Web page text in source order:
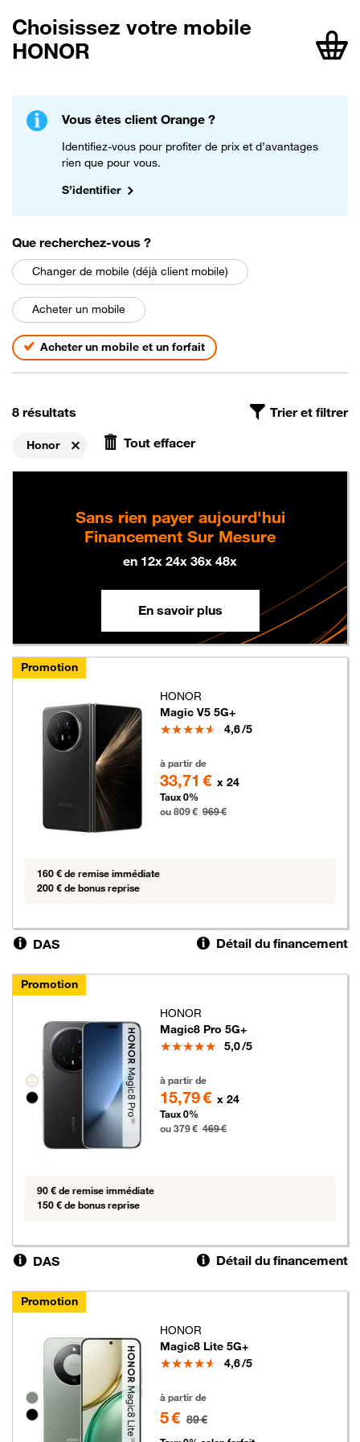
Choisissez votre mobile
HONOR
Vous êtes client Orange ?
Identifiez-vous pour profiter de prix et d’avantages
rien que pour vous.
S’identifier
Que recherchez-vous parmi les choix suivants
?
Changer de mobile (déjà client mobile)
Acheter un mobile
Acheter un mobile et un forfait
On a trouvé
8 résultats , avec le filtre Les mobiles neufs Honor, triés
Trier et filtrer
Honor
Tout effacer
Sans rien payer aujourd'hui
Financement Sur Mesure
en 12x 24x 36x 48x
En savoir plus
Promotion
HONOR
Magic V5 5G+
Note
4,6/5
à partir de
33,71 € x 24
Taux 0%
ou 809 € 969 €
160 € de remise immédiate
200 € de bonus reprise
DAS Détail du financement
Promotion
Groupe de couleurs disponibles non sélectionnables
HONOR
Magic8 Pro 5G+
Note
5,0/5
à partir de
15,79 € x 24
Taux 0%
ou 379 € 469 €
90 € de remise immédiate
150 € de bonus reprise
DAS Détail du financement
Promotion
Groupe de couleurs disponibles non sélectionnables
HONOR
Magic8 Lite 5G+
Note
4,6/5
à partir de
5 € 89 €